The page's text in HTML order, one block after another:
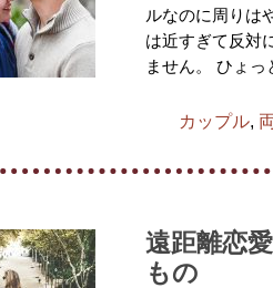
ルなのに周りは
は近すぎて反対
ません。 ひょ
カップル,
遠距離恋
もの